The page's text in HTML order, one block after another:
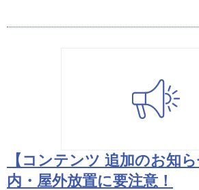
【コンテンツ 追加のお知
内・屋外放置に要注意！